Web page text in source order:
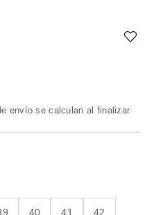
envío se calculan al finalizar
40 41 42